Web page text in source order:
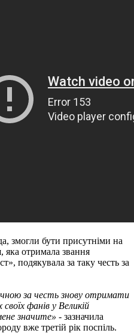
змогли бути присутніми на
яка отримала звання
подякувала за таку честь за
за честь знову отримати
фанів у Великій
значите» - зазначила
вже третій рік поспіль.